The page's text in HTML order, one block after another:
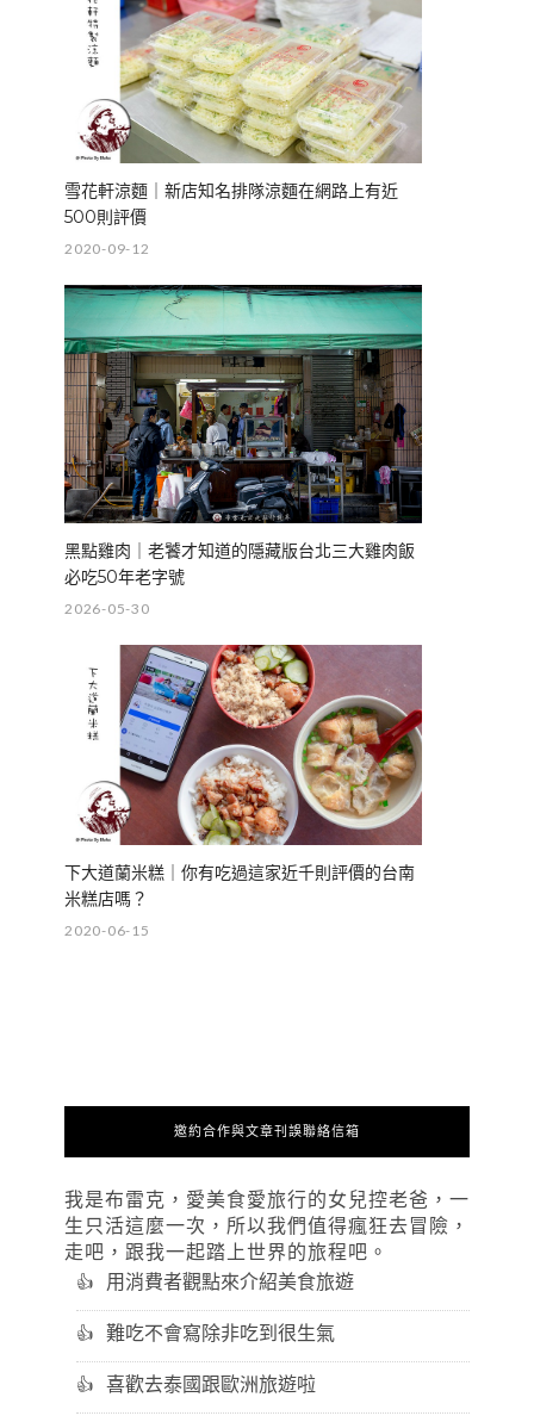
雪花軒涼麵｜新店知名排隊涼麵在網路上有近
500則評價
2020-09-12
黑點雞肉｜老饕才知道的隱藏版台北三大雞肉飯
必吃50年老字號
2026-05-30
下大道蘭米糕｜你有吃過這家近千則評價的台南
米糕店嗎？
2020-06-15
邀約合作與文章刊誤聯絡信箱
我是布雷克，愛美食愛旅行的女兒控老爸，一
生只活這麼一次，所以我們值得瘋狂去冒險，
走吧，跟我一起踏上世界的旅程吧。
用消費者觀點來介紹美食旅遊
難吃不會寫除非吃到很生氣
喜歡去泰國跟歐洲旅遊啦